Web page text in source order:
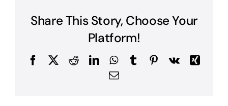
Share This Story, Choose Your
Platform!
FacebookRedditLinkedInWhatsApp
TumblrPinterest
Vk
Xing
E-